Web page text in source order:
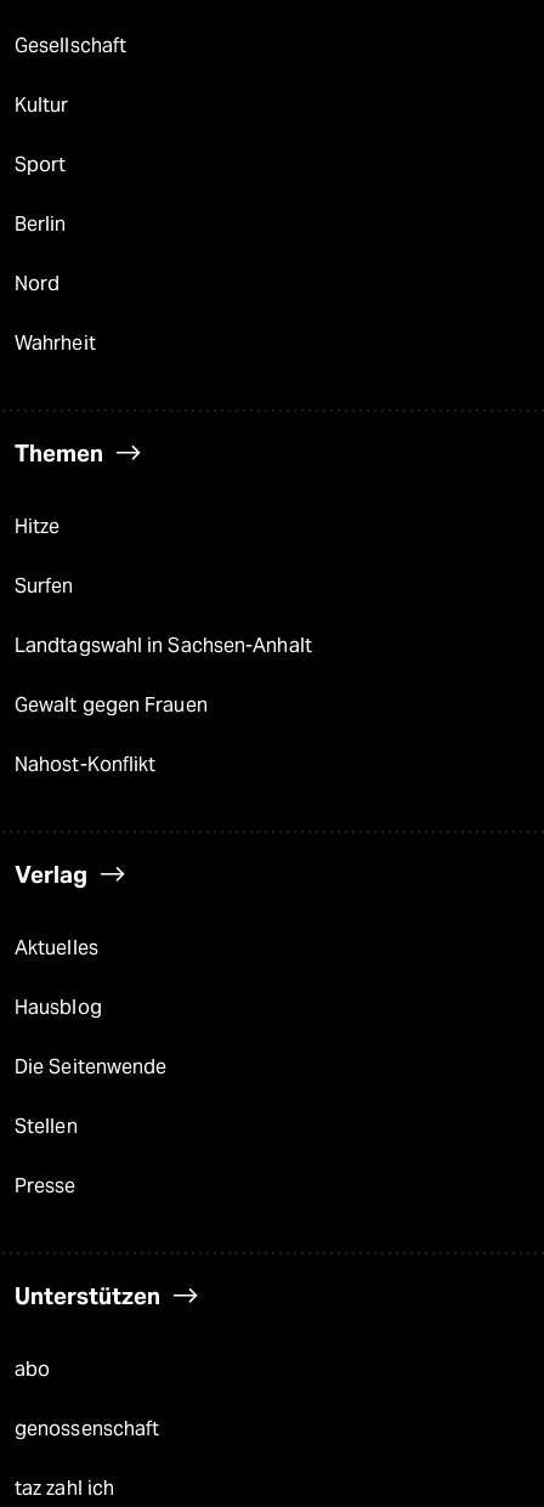
Gesellschaft
Kultur
Sport
Berlin
Nord
Wahrheit
Themen
Hitze
Surfen
Landtagswahl in Sachsen-Anhalt
Gewalt gegen Frauen
Nahost-Konflikt
Verlag
Aktuelles
Hausblog
Die Seitenwende
Stellen
Presse
Unterstützen
abo
genossenschaft
taz zahl ich